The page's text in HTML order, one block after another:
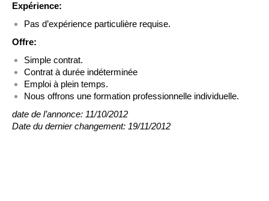
Expérience:
Pas d’expérience particulière requise.
Offre:
Simple contrat.
Contrat à durée indéterminée
Emploi à plein temps.
Nous offrons une formation professionnelle individuelle.
date de l’annonce: 11/10/2012
Date du dernier changement: 19/11/2012